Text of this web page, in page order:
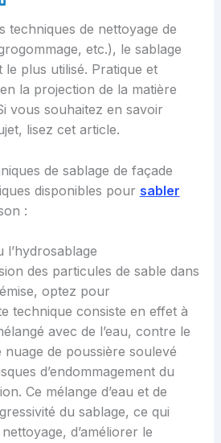
techniques de nettoyage de
etc.), le sablage
le plus utilisé. Pratique et
la projection de la matière
vous souhaitez en savoir
lisez cet article.
de sablage de façade
disponibles pour sabler
:
l’hydrosablage
des particules de sable dans
optez pour
technique consiste en effet à
avec de l’eau, contre le
de poussière soulevé
d’endommagement du
Ce mélange d’eau et de
du sablage, ce qui
d’améliorer le